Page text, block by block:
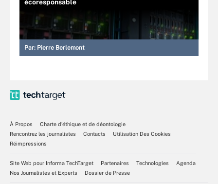
écoresponsable
Par: Pierre Berlemont
À Propos
Charte d’éthique et de déontologie
Rencontrez les journalistes
Contacts
Utilisation Des Cookies
Réimpressions
Site Web pour Informa TechTarget Partenaires Technologies
Agenda
Nos Journalistes et Experts
Dossier de Presse